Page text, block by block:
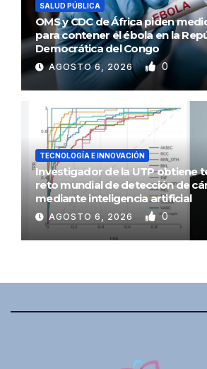
SALUD PÚBLICA
OMS y CDC de África piden
para contener el ébola en la
Democrática del Congo
AGOSTO 6, 2026 0
TECNOLOGÍA E INNOVACIÓN
Investigador de la UTP obtiene
reto mundial de detección de
mediante inteligencia artificial
AGOSTO 6, 2026 0